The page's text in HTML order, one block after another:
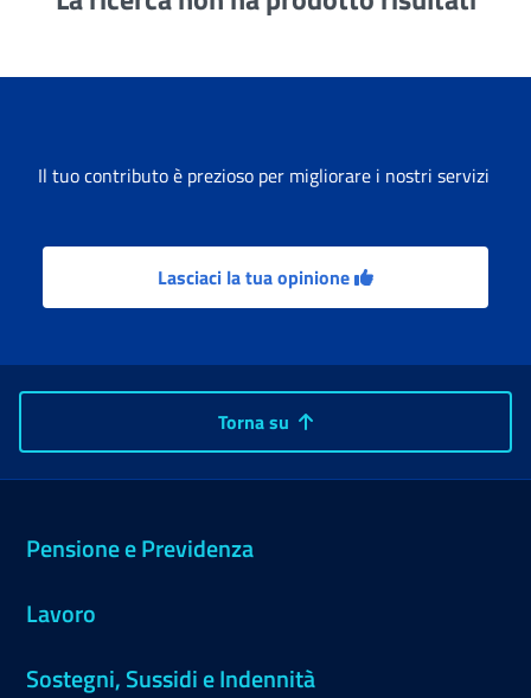
Il tuo contributo è prezioso per migliorare i nostri servizi
Lasciaci la tua opinione
Torna su
Pensione e Previdenza
Lavoro
Sostegni, Sussidi e Indennità